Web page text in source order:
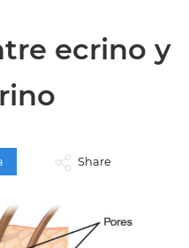
ecrino y
Share